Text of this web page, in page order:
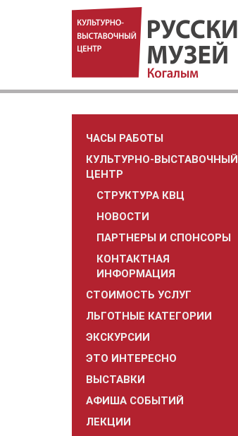
ЧАСЫ РАБОТЫ
КУЛЬТУРНО-ВЫСТАВОЧНЫЙ
ЦЕНТР
СТРУКТУРА КВЦ
НОВОСТИ
ПАРТНЕРЫ И СПОНСОРЫ
КОНТАКТНАЯ
ИНФОРМАЦИЯ
СТОИМОСТЬ УСЛУГ
ЛЬГОТНЫЕ КАТЕГОРИИ
ЭКСКУРСИИ
ЭТО ИНТЕРЕСНО
ВЫСТАВКИ
АФИША СОБЫТИЙ
ЛЕКЦИИ